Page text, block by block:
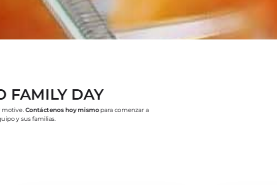
FAMILY DAY
motive.Contáctenos hoy mismopara comenzar a
y sus familias.